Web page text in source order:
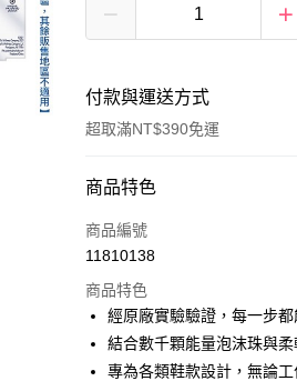
付款與運送方式
超取滿NT$390免運
付款方式
POYA支付
超商取貨付款
LINE Pay
商品特色
商品編號
11810138
商品特色
經原廠實驗驗證，每一步
結合數千顆能量泡沫珠與柔
專為各類鞋款設計，無論